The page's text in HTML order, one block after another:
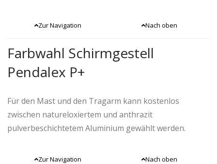
Zur Navigation Nach oben
Farbwahl Schirmgestell
Pendalex P+
Für den Mast und den Tragarm kann kostenlos
zwischen natureloxiertem und anthrazit
pulverbeschichtetem Aluminium gewählt werden.
Zur Navigation Nach oben